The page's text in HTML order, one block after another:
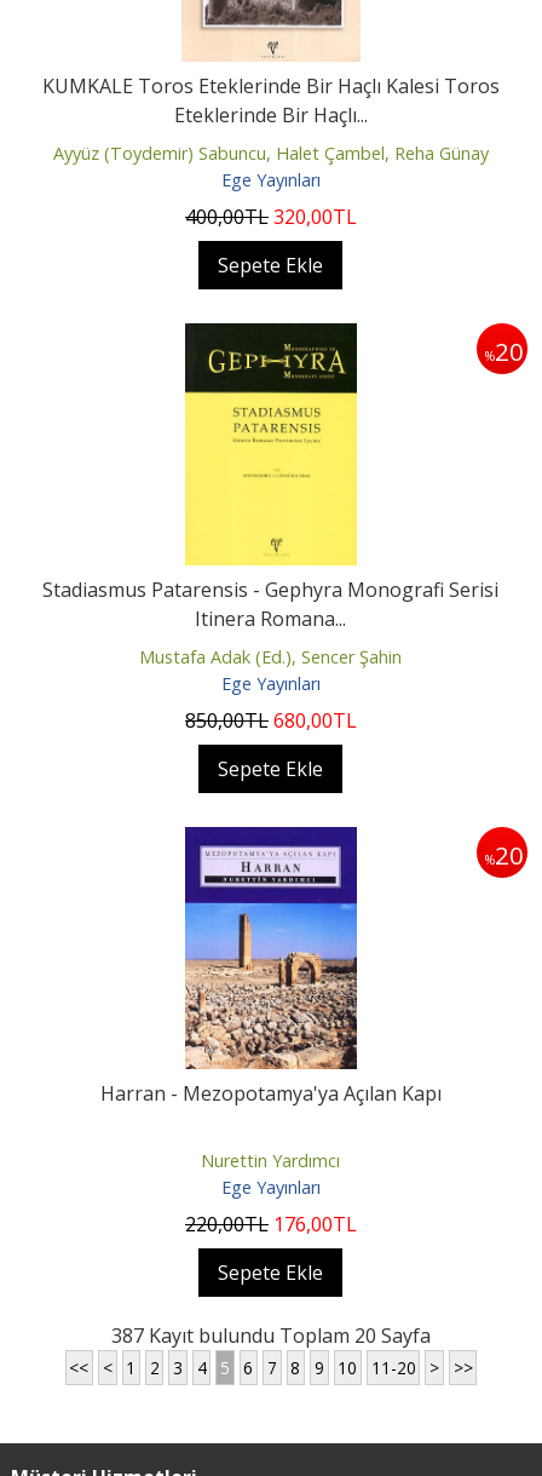
KUMKALE Toros Eteklerinde Bir Haçlı Kalesi Toros
Eteklerinde Bir Haçlı...
Ayyüz (Toydemir) Sabuncu, Halet Çambel, Reha Günay
Ege Yayınları
400,00TL320,00TL
Sepete Ekle
%20
Stadiasmus Patarensis - Gephyra Monografi Serisi
Itinera Romana...
Mustafa Adak (Ed.), Sencer Şahin
Ege Yayınları
850,00TL680,00TL
Sepete Ekle
%20
Harran - Mezopotamya'ya Açılan Kapı
Nurettin Yardımcı
Ege Yayınları
220,00TL 176,00TL
Sepete Ekle
387 Kayıt bulundu Toplam 20 Sayfa
<< < 1 2 3 4 5 6 7 8 9 10 11-20 > >>